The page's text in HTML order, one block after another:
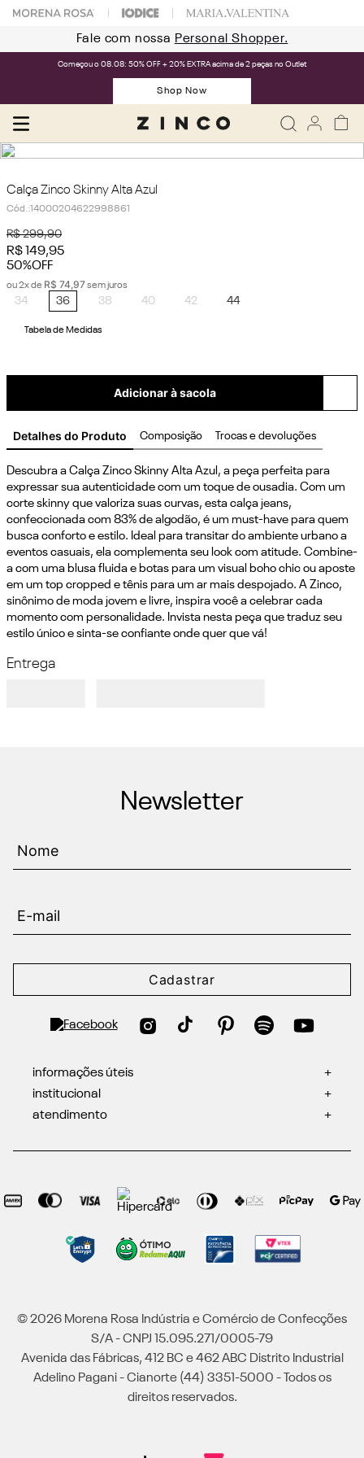
Fale com nossa Personal Shopper.
Começou o 08.08: 50% OFF + 20% EXTRA acima de 2 peças no Outlet
Shop Now
Calça Zinco Skinny Alta Azul
Cód.:14000204622998861
R$ 299,90
R$ 149,95
50%OFF
ou2x de R$ 74,97sem juros
34 36 38 40 42 44
Tabela de Medidas
Adicionar à sacola
Detalhes do Produto Composição Trocas e devoluções
Descubra a Calça Zinco Skinny Alta Azul, a peça perfeita para
expressar sua autenticidade com um toque de ousadia. Com um
corte skinny que valoriza suas curvas, esta calça jeans,
confeccionada com 83% de algodão, é um must-have para quem
busca conforto e estilo. Ideal para transitar do ambiente urbano a
eventos casuais, ela complementa seu look com atitude. Combine-
a com uma blusa fluida e botas para um visual boho chic ou aposte
em um top cropped e tênis para um ar mais despojado. A Zinco,
sinônimo de moda jovem e livre, inspira você a celebrar cada
momento com personalidade. Invista nesta peça que traduz seu
estilo único e sinta-se confiante onde quer que vá!
Entrega
Newsletter
Cadastrar
informações úteis
+
institucional
+
atendimento
+
© 2026 Morena Rosa Indústria e Comércio de Confecções
S/A - CNPJ 15.095.271/0005-79
Avenida das Fábricas, 412 BC e 462 ABC Distrito Industrial
Adelino Pagani - Cianorte (44) 3351-5000 - Todos os
direitos reservados.